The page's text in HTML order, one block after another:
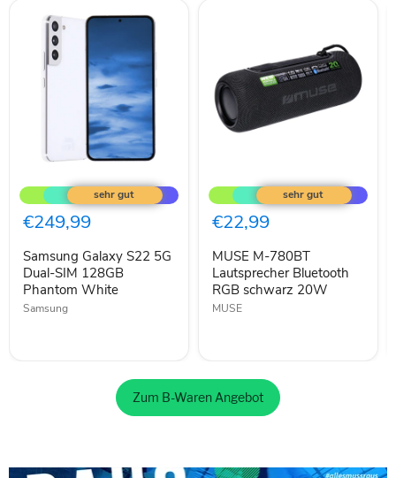
Galaxy
S22
5G
Dual-
128GB
Phantom
White
€249,99
Samsung Galaxy S22 5G
Dual-SIM 128GB
Phantom White
Samsung
M-
780BT
Lautsprecher
Bluetooth
schwarz
20W
€22,99
MUSE M-780BT
Lautsprecher Bluetooth
RGB schwarz 20W
MUSE
Zum B-Waren Angebot